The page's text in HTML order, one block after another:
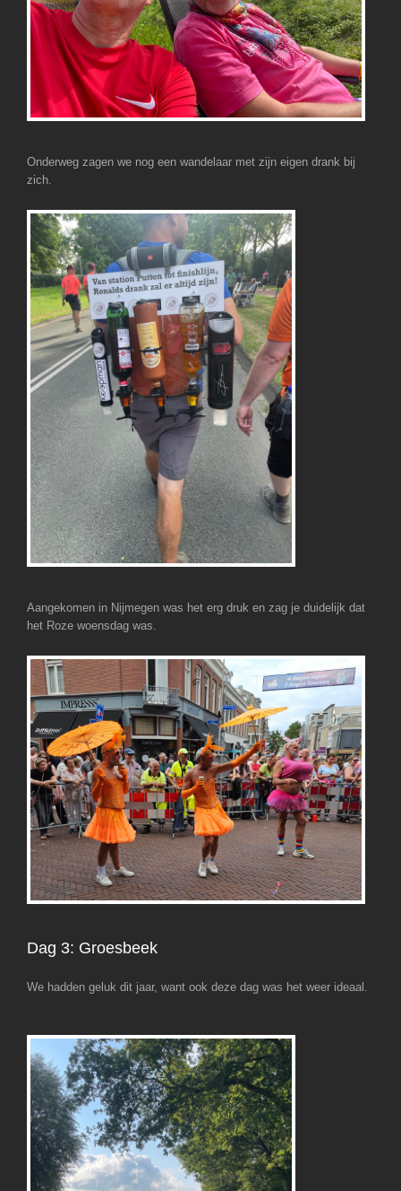
Onderweg zagen we nog een wandelaar met zijn eigen drank bij
zich.
Aangekomen in Nijmegen was het erg druk en zag je duidelijk dat
het Roze woensdag was.
Dag 3: Groesbeek
We hadden geluk dit jaar, want ook deze dag was het weer ideaal.